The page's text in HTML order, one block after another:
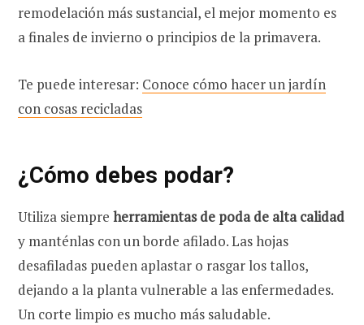
remodelación más sustancial, el mejor momento es
a finales de invierno o principios de la primavera.
Te puede interesar: Conoce cómo hacer un jardín
con cosas recicladas
¿Cómo debes podar?
Utiliza siempre herramientas de poda de alta calidad
y manténlas con un borde afilado. Las hojas
desafiladas pueden aplastar o rasgar los tallos,
dejando a la planta vulnerable a las enfermedades.
Un corte limpio es mucho más saludable.